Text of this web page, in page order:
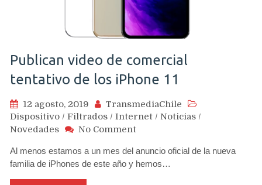
Publican video de comercial
tentativo de los iPhone 11
12 agosto, 2019
TransmediaChile
Dispositivo / Filtrados / Internet / Noticias /
Novedades
No Commenton
video
de
Al menos estamos a un mes del anuncio oficial de la nueva
familia de iPhones de este año y hemos…